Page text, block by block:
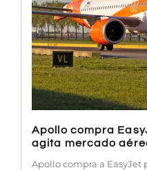
Apollo compra
agita mercado
Apollo compra a EasyJet